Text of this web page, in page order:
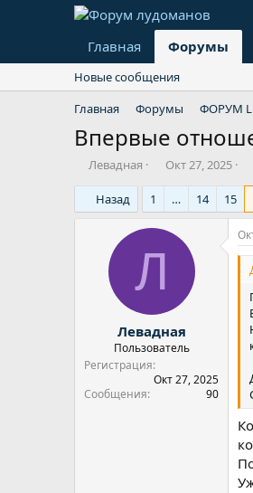
Главная Форумы
Новые сообщения
Главная
Форумы ФОРУМ
Впервые
А
о
Левадная
Д
а
н
л
а
Окт 27, 2025
Назад 1 … 14 15
Л
Левадная
Пользователь
Регистрация
Окт 27, 2025
Сообщения
90